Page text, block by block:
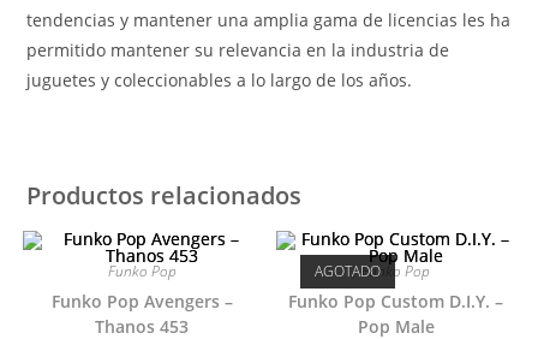
tendencias y mantener una amplia gama de licencias les ha
permitido mantener su relevancia en la industria de
juguetes y coleccionables a lo largo de los años.
Productos relacionados
Funko Pop
Funko Pop Avengers –
Thanos 453
AGOTADOFunko Pop
Funko Pop Custom D.I.Y. –
Pop Male